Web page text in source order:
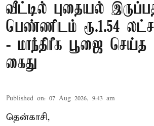
வீட்டில் புதையல்
பெண்ணிடம் ரூ.1.54
- மாந்திரீக பூஜை செய்த
கைது
Published on: 07 Aug 2026, 9:43 am
தென்காசி,